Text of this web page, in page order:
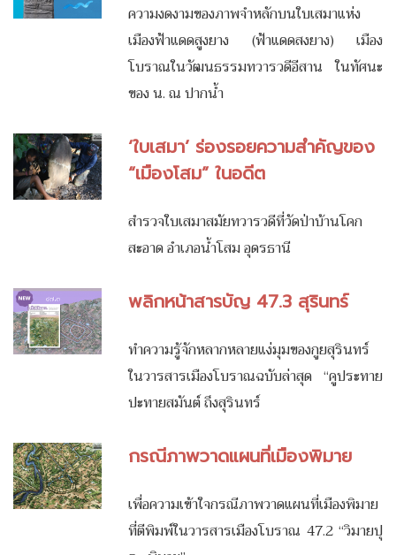
ความงดงามของภาพจำหลักบนใบเสมาแห่ง
เมืองฟ้าแดดสูงยาง (ฟ้าแดดสงยาง) เมือง
โบราณในวัฒนธรรมทวารวดีอีสาน ในทัศนะ
ของ น. ณ ปากน้ำ
‘ใบเสมา’ ร่องรอยความสำคัญของ
“เมืองโสม” ในอดีต
สำรวจใบเสมาสมัยทวารวดีที่วัดป่าบ้านโคก
สะอาด อำเภอน้ำโสม อุดรธานี
พลิกหน้าสารบัญ 47.3 สุรินทร์
ทำความรู้จักหลากหลายแง่มุมของกูยสุรินทร์
ในวารสารเมืองโบราณฉบับล่าสุด “คูประทาย
ปะทายสมันต์ ถึงสุรินทร์
กรณีภาพวาดแผนที่เมืองพิมาย
เพื่อความเข้าใจกรณีภาพวาดแผนที่เมืองพิมาย
ที่ตีพิมพ์ในวารสารเมืองโบราณ 47.2 “วิมายปุ